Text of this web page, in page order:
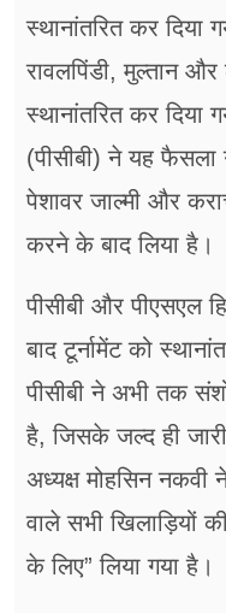
स्थानांतरित कर
रावलपिंडी, मुल्तान
स्थानांतरित कर दिया
(पीसीबी) ने यह फैसला
पेशावर जाल्मी और
करने के बाद लिया है।
पीसीबी और पीएसएल
बाद टूर्नामेंट को
पीसीबी ने अभी तक
है, जिसके जल्द ही
अध्यक्ष मोहसिन नकवी
वाले सभी खिलाड़ियों
के लिए” लिया गया है।